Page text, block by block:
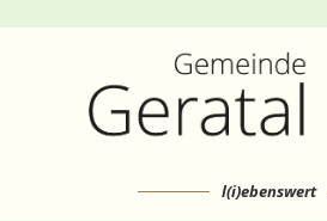
l(i)ebenswert